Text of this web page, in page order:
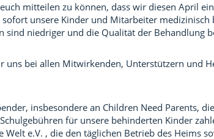
mitteilen zu können, dass wir diesen April
unsere Kinder und Mitarbeiter
sind niedriger und die Qualität der Behandlung
bei allen Mitwirkenden, Unterstützern und
insbesondere an Children Need Parents,
für unsere behinderten Kinder
Welt e.V. , die den täglichen Betrieb des Heims